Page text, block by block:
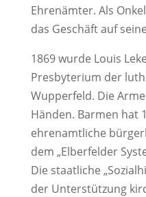
Ehrenämter. Als
das Geschäft auf
1869 wurde Louis
Presbyterium der
Wupperfeld. Die
Händen. Barmen hat
ehrenamtliche
dem „Elberfelder
Die staatliche
der Unterstützung